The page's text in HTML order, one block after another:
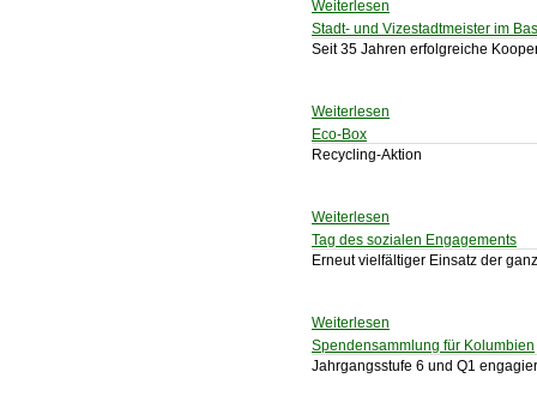
Weiterlesen
Stadt- und Vizestadtmeister im
Seit 35 Jahren erfolgreiche
Weiterlesen
Eco-Box
Recycling-Aktion
Weiterlesen
Tag des sozialen Engagements
Erneut vielfältiger Einsatz der
Weiterlesen
Spendensammlung für Kolumbien
Jahrgangsstufe 6 und Q1